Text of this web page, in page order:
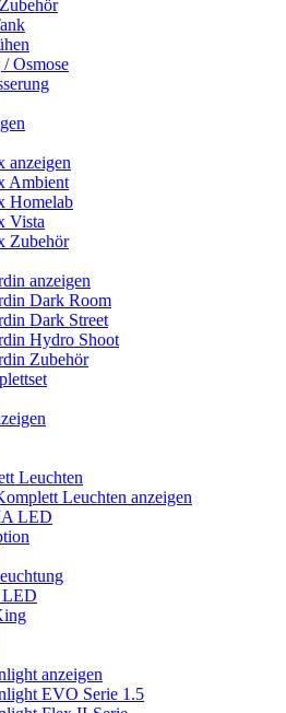
Osmose
anzeigen
Ambient
Homelab
Vista
Zubehör
anzeigen
Dark Room
Dark Street
Hydro Shoot
Zubehör
Leuchten
Leuchten anzeigen
LED
LED
anzeigen
EVO Serie 1.5